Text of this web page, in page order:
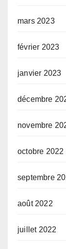
mars 2023
février 2023
janvier 2023
décembre
novembre
octobre 2022
septembre
août 2022
juillet 2022